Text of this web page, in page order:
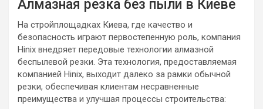
Алмазная резка без пыли в Киеве
На стройплощадках Киева, где качество и
безопасность играют первостепенную роль, компания
Hinix внедряет передовые технологии алмазной
беспылевой резки. Эта технология, предоставляемая
компанией Hinix, выходит далеко за рамки обычной
резки, обеспечивая клиентам несравненные
преимущества и улучшая процессы строительства: